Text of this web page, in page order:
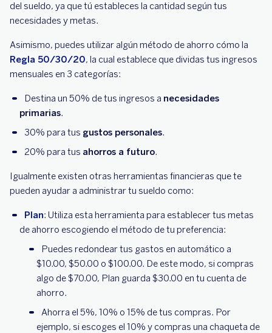
del sueldo, ya que tú estableces la cantidad según tus
necesidades y metas.
Asimismo, puedes utilizar algún método de ahorro cómo la
Regla 50/30/20, la cual establece que dividas tus ingresos
mensuales en 3 categorías:
Destina un 50% de tus ingresos a necesidades
primarias.
30% para tus gustos personales.
20% para tus ahorros a futuro.
Igualmente existen otras herramientas financieras que te
pueden ayudar a administrar tu sueldo como:
Plan: Utiliza esta herramienta para establecer tus metas
de ahorro escogiendo el método de tu preferencia:
Puedes redondear tus gastos en automático a
$10.00, $50.00 o $100.00. De este modo, si compras
algo de $70.00, Plan guarda $30.00 en tu cuenta de
ahorro.
Ahorra el 5%, 10% o 15% de tus compras. Por
ejemplo, si escoges el 10% y compras una chaqueta de